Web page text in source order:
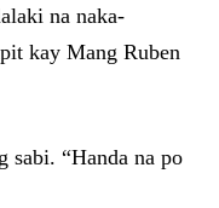
na naka-
kay Mang Ruben
sabi. “Handa na po